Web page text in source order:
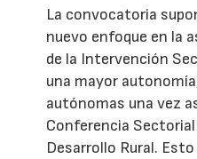
La convocatoria
nuevo enfoque en la
de la Intervención
una mayor
autónomas una vez
Conferencia
Desarrollo Rural.